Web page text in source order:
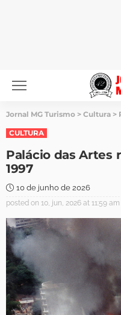
Jornal MG Turismo > Cultura >
CULTURA
Palácio das Artes
1997
10 de junho de 2026
posted on 10, jun, 2026 at 11:59 am